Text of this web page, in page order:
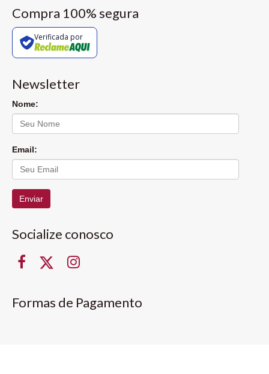
Compra 100% segura
Verificada por
Newsletter
Nome:
Email:
Enviar
Socialize conosco
Formas de Pagamento